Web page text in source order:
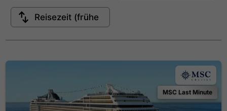
MSC Last Minute